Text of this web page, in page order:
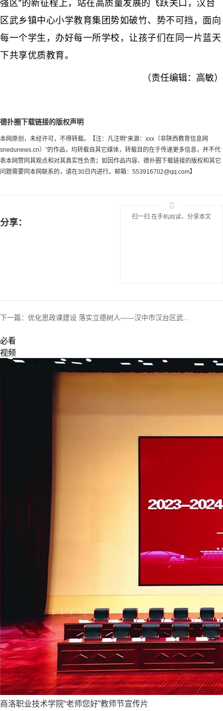
强区”的新征程上，站在高质量发展的飞跃关口，汉台
区武乡镇中心小学教育集团势如破竹、势不可挡，面向
每一个学生，办好每一所学校，让孩子们在同一片蓝天
下共享优质教育。
（责任编辑：高敏）
德扑圈下载链接的版权声明
本网原创，未经许可，不得转载。【注：凡注明“来源：xxx（非陕西教育信息网
snedunews.cn）”的作品，均转载自其它媒体，转载目的在于传递更多信息，并不代
表本网赞同其观点和对其真实性负责；如因作品内容、德扑圈下载链接的版权和其它
问题需要同本网联系的，请在30日内进行。邮箱： 553916702@qq.com】
分享：
扫一扫 在手机阅读、分享本文
下一篇： 优化思政课建设 落实立德树人——汉中市汉台区武...
必看
视频
商洛职业技术学院“老师您好”教师节宣传片